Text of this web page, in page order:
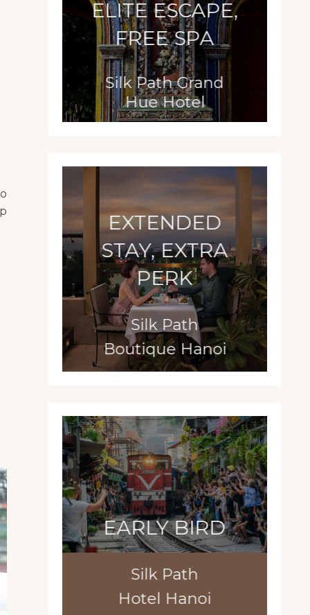
ELITE ESCAPE,
FREE SPA
Silk Path Grand
Hue Hotel
EXTENDED
STAY, EXTRA
PERK
Silk Path
Boutique Hanoi
EARLY BIRD
Silk Path
Hotel Hanoi